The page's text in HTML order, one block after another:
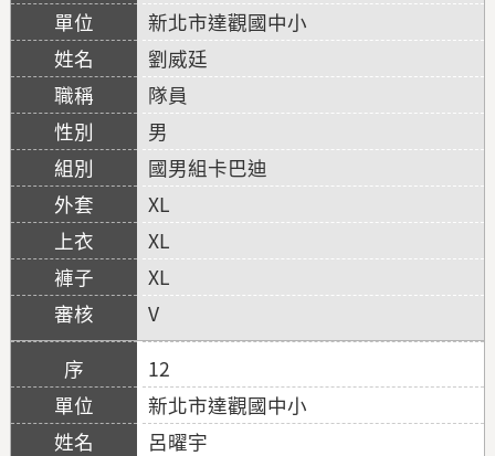
新北市達觀國中小
劉威廷
隊員
男
國男組卡巴迪
XL
XL
XL
V
12
新北市達觀國中小
呂曜宇